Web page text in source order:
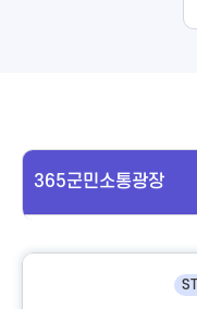
365군민소통광장